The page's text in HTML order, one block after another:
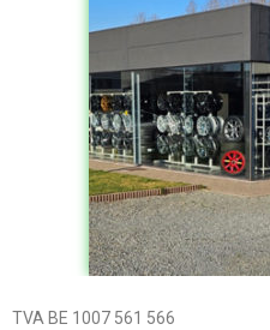
TVA BE 1007 561 566